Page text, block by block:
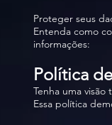
Proteger seus
Entenda como
informações:
Política
Tenha uma
Essa política